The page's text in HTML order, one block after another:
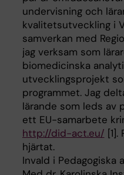
undervisning och
kvalitetsutveckling i
samverkan med
jag verksam som
biomedicinska
utvecklingsprojekt
programmet. Jag
lärande som leds av
ett EU-samarbete
http://did-act.eu/
hjärtat.
Invald i Pedagogiska